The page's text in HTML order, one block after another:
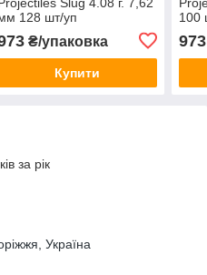
128 шт/уп
₴/упаковка
Купити
100
973
за рік
Україна